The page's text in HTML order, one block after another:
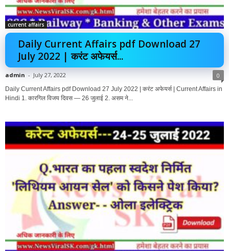
current affairs
Daily Current Affairs pdf Download 27
July 2022 | करंट अफेयर्स...
admin - July 27, 2022 0
Daily Current Affairs pdf Download 27 July 2022 | करंट अफेयर्स | Current Affairs in
Hindi 1. कारगिल विजय दिवस — 26 जुलाई 2. असम ने...